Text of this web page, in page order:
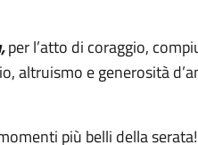
per l’atto di coraggio,
altruismo e generosità
più belli della